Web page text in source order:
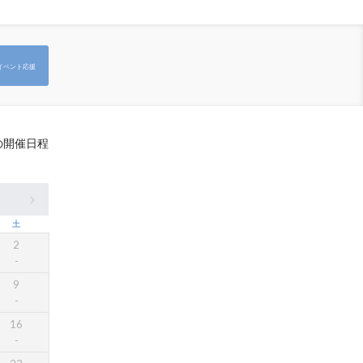
ベント応援
開催日程
土
2
9
16